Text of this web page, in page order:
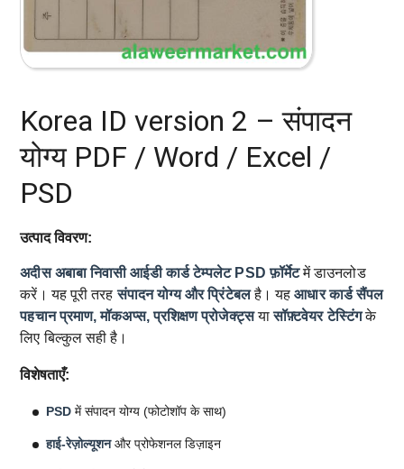
Korea ID version 2 – संपादन
योग्य PDF / Word / Excel /
PSD
उत्पाद विवरण:
अदीस अबाबा निवासी आईडी कार्ड टेम्पलेट PSD फ़ॉर्मेटमें डाउनलोड
करें। यह पूरी तरहसंपादन योग्य और प्रिंटेबलहै। यहआधार कार्ड सैंपल
पहचान प्रमाण, मॉकअप्स, प्रशिक्षण प्रोजेक्ट्सयासॉफ़्टवेयर टेस्टिंगके
लिए बिल्कुल सही है।
विशेषताएँ:
PSD में संपादन योग्य (फोटोशॉप के साथ)
हाई-रेज़ोल्यूशनऔर प्रोफेशनल डिज़ाइन